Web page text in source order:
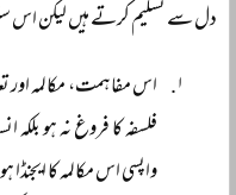
دل سے تسلیم کرتے ہیں لیکن اس
اس مفاہمت، مکالمہ اور
فلسفہ کا فروغ نہ ہو بلکہ
واپسی اس مکالمہ کا ایجنڈا